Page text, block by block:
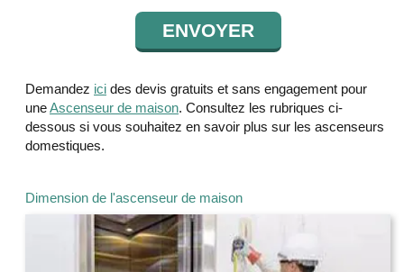
Demandez ici des devis gratuits et sans engagement pour
uneAscenseur de maison. Consultez les rubriques ci-
dessous si vous souhaitez en savoir plus sur les ascenseurs
domestiques.
Dimension de l'ascenseur de maison